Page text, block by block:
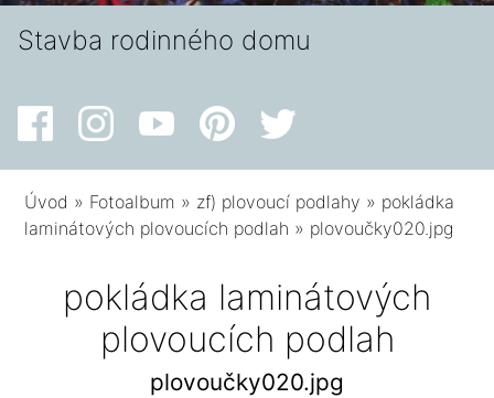
Stavba rodinného domu
Úvod » Fotoalbum » zf) plovoucí podlahy » pokládka
laminátových plovoucích podlah » plovoučky020.jpg
pokládka laminátových
plovoucích podlah
plovoučky020.jpg